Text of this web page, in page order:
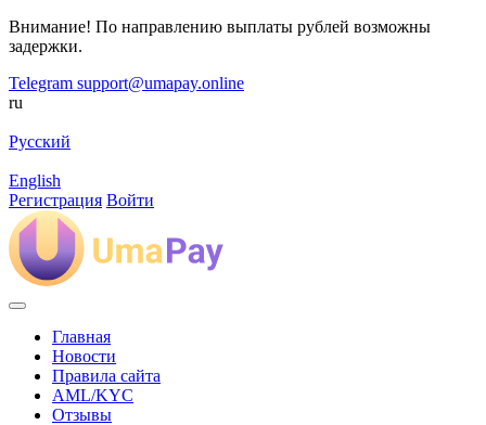
Внимание! По направлению выплаты рублей возможны
задержки.
Telegram support@umapay.online
ru
Русский
English
Регистрация Войти
Главная
Новости
Правила сайта
AML/KYC
Отзывы